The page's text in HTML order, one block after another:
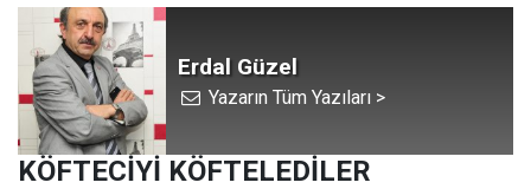
Erdal Güzel
Yazarın Tüm Yazıları >
KÖFTECİYİ KÖFTELEDİLER